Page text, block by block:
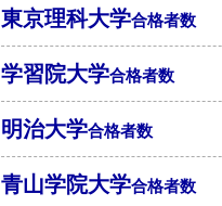
東京理科大学合格者数
学習院大学合格者数
明治大学合格者数
青山学院大学合格者数